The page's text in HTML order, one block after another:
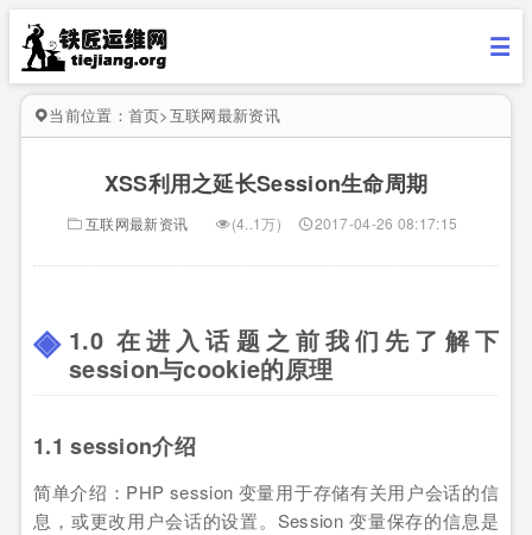
当前位置： 首页>互联网最新资讯
XSS利用之延长Session生命周期
互联网最新资讯 (4..1万) 2017-04-26 08:17:15
1.0 在进入话题之前我们先了解下
session与cookie的原理
1.1 session介绍
简单介绍：PHP session 变量用于存储有关用户会话的信
息，或更改用户会话的设置。Session 变量保存的信息是